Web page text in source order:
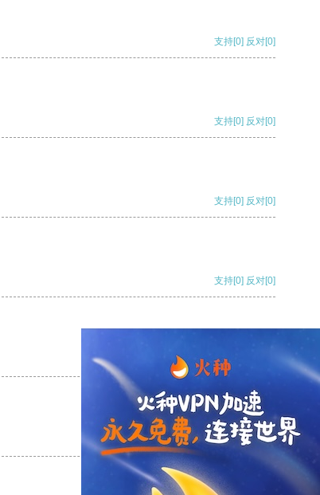
支持[0] 反对[0]
支持[0] 反对[0]
支持[0] 反对[0]
支持[0] 反对[0]
支持
支持[0] 反对[0]